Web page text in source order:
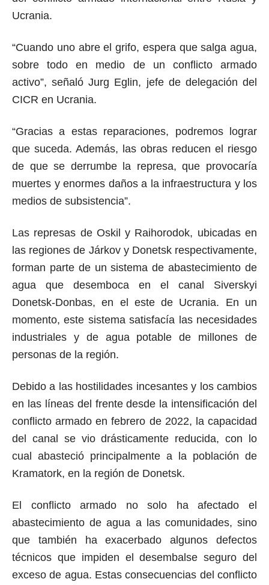
Ucrania.
“Cuando uno abre el grifo, espera que salga agua,
sobre todo en medio de un conflicto armado
activo”, señaló Jurg Eglin, jefe de delegación del
CICR en Ucrania.
“Gracias a estas reparaciones, podremos lograr
que suceda. Además, las obras reducen el riesgo
de que se derrumbe la represa, que provocaría
muertes y enormes daños a la infraestructura y los
medios de subsistencia”.
Las represas de Oskil y Raihorodok, ubicadas en
las regiones de Járkov y Donetsk respectivamente,
forman parte de un sistema de abastecimiento de
agua que desemboca en el canal Siverskyi
Donetsk-Donbas, en el este de Ucrania. En un
momento, este sistema satisfacía las necesidades
industriales y de agua potable de millones de
personas de la región.
Debido a las hostilidades incesantes y los cambios
en las líneas del frente desde la intensificación del
conflicto armado en febrero de 2022, la capacidad
del canal se vio drásticamente reducida, con lo
cual abasteció principalmente a la población de
Kramatork, en la región de Donetsk.
El conflicto armado no solo ha afectado el
abastecimiento de agua a las comunidades, sino
que también ha exacerbado algunos defectos
técnicos que impiden el desembalse seguro del
exceso de agua. Estas consecuencias del conflicto